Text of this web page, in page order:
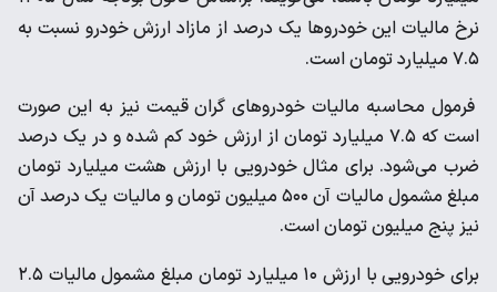
نرخ مالیات این خودروها یک درصد از مازاد ارزش خودرو نسبت به
۷.۵ میلیارد تومان است.
فرمول محاسبه مالیات خودروهای گران قیمت نیز به این صورت
است که ۷.۵ میلیارد تومان از ارزش خود کم شده و در یک درصد
ضرب می‌شود. برای مثال خودرویی با ارزش هشت میلیارد تومان
مبلغ مشمول مالیات آن ۵۰۰ میلیون تومان و مالیات یک درصد آن
نیز پنج میلیون تومان است.
برای خودرویی با ارزش ۱۰ میلیارد تومان مبلغ مشمول مالیات ۲.۵